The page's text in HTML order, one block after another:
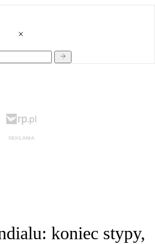
koniec stypy,